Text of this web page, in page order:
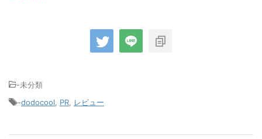
-未分類
-dodocool PR レビュー